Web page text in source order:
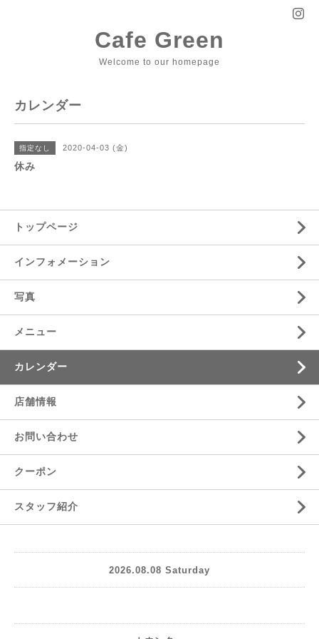
Cafe Green
Welcome to our homepage
カレンダー
指定なし 2020-04-03 (金)
休み
トップページ
インフォメーション
写真
メニュー
カレンダー
店舗情報
お問い合わせ
クーポン
スタッフ紹介
2026.08.08 Saturday